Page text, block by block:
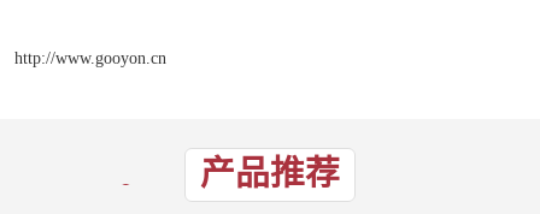
http://www.gooyon.cn
产品推荐